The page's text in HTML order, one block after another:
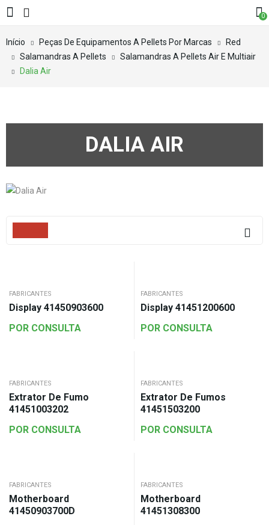
0
Início Peças De Equipamentos A Pellets Por Marcas
Red
Salamandras A Pellets
Salamandras A Pellets Air E Multiair
Dalia Air
DALIA AIR
FABRICANTES
Display 41450903600
POR CONSULTA
FABRICANTES
Display 41451200600
POR CONSULTA
FABRICANTES
Extrator De Fumo
41451003202
POR CONSULTA
FABRICANTES
Extrator De Fumos
41451503200
POR CONSULTA
FABRICANTES
Motherboard
41450903700D
FABRICANTES
Motherboard
41451308300